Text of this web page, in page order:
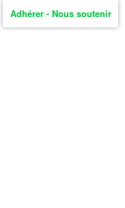
Adhérer - Nous soutenir